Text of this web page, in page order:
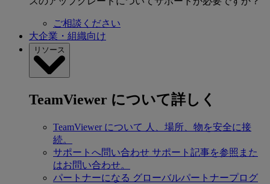
ご相談ください
大企業・組織向け
リソース
TeamViewer について詳しく
TeamViewer について 人、場所、物を安全に接
続。
サポートへ問い合わせ サポート記事を参照また
はお問い合わせ。
パートナーになる グローバルパートナープログ